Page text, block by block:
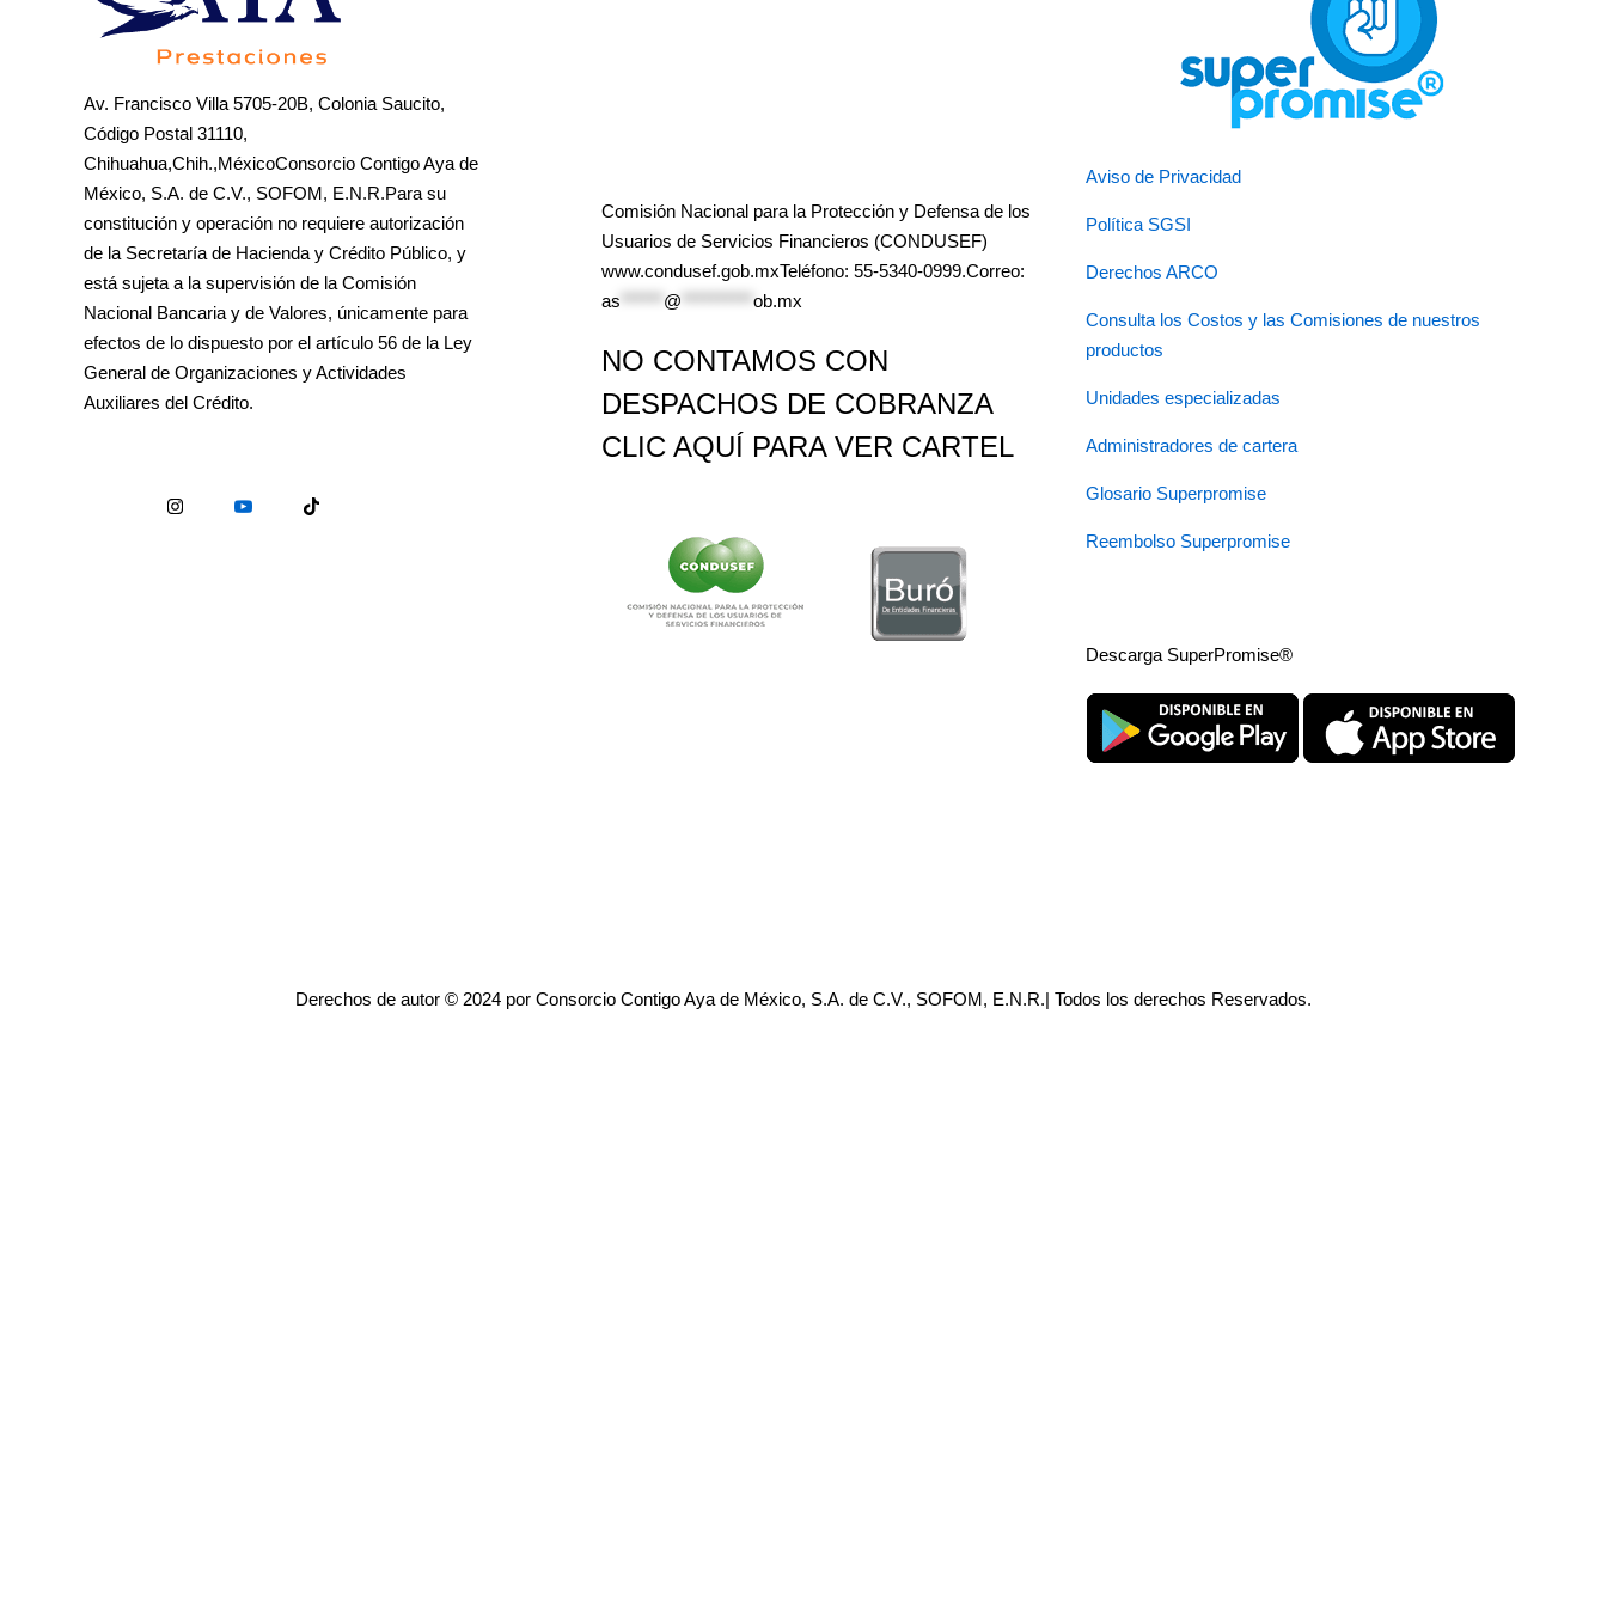
Av. Francisco Villa 5705-20B, Colonia Saucito,
Código Postal 31110,
Chihuahua,Chih.,MéxicoConsorcio Contigo Aya de
México, S.A. de C.V., SOFOM, E.N.R.Para su
constitución y operación no requiere autorización
de la Secretaría de Hacienda y Crédito Público, y
está sujeta a la supervisión de la Comisión
Nacional Bancaria y de Valores, únicamente para
efectos de lo dispuesto por el artículo 56 de la Ley
General de Organizaciones y Actividades
Auxiliares del Crédito.
Comisión Nacional para la Protección y Defensa de los
Usuarios de Servicios Financieros (CONDUSEF)
www.condusef.gob.mxTeléfono: 55-5340-0999.Correo:
as
@ ob.mx
NO CONTAMOS CON
DESPACHOS DE COBRANZA
CLIC AQUÍ PARA VER CARTEL
Aviso de Privacidad
Política SGSI
Derechos ARCO
Consulta los Costos y las Comisiones de nuestros
productos
Unidades especializadas
Administradores de cartera
Glosario Superpromise
Reembolso Superpromise
Descarga SuperPromise®
Derechos de autor © 2024 por Consorcio Contigo Aya de México, S.A. de C.V., SOFOM, E.N.R.| Todos los derechos Reservados.